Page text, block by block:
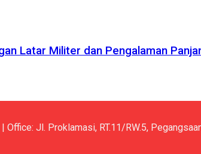
Latar Militer dan Pengalaman
Jl. Proklamasi, RT.11/RW.5,